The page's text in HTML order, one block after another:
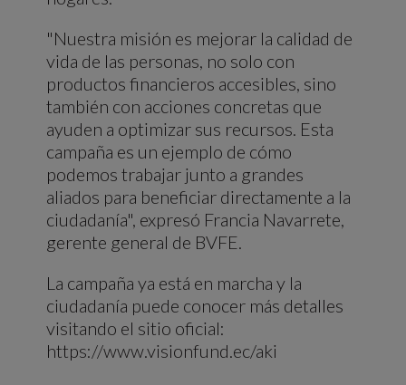
"Nuestra misión es mejorar la calidad de
vida de las personas, no solo con
productos financieros accesibles, sino
también con acciones concretas que
ayuden a optimizar sus recursos. Esta
campaña es un ejemplo de cómo
podemos trabajar junto a grandes
aliados para beneficiar directamente a la
ciudadanía", expresó Francia Navarrete,
gerente general de BVFE.
La campaña ya está en marcha y la
ciudadanía puede conocer más detalles
visitando el sitio oficial:
https://www.visionfund.ec/aki